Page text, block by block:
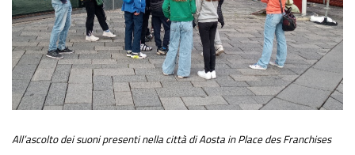
All’ascolto dei suoni presenti nella città di Aosta in Place des Franchises